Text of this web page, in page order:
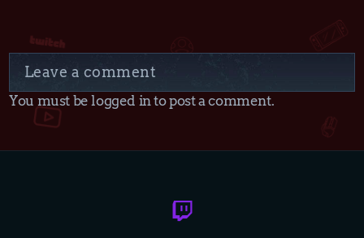
Leave a comment
You must be logged in to post a comment.